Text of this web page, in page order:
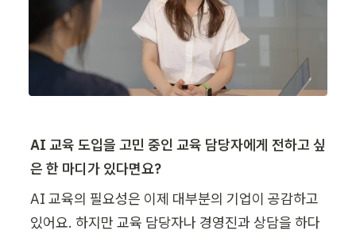
AI 교육 도입을 고민 중인 교육 담당자에게 전하고 싶
은 한 마디가 있다면요?
AI 교육의 필요성은 이제 대부분의 기업이 공감하고
있어요. 하지만 교육 담당자나 경영진과 상담을 하다